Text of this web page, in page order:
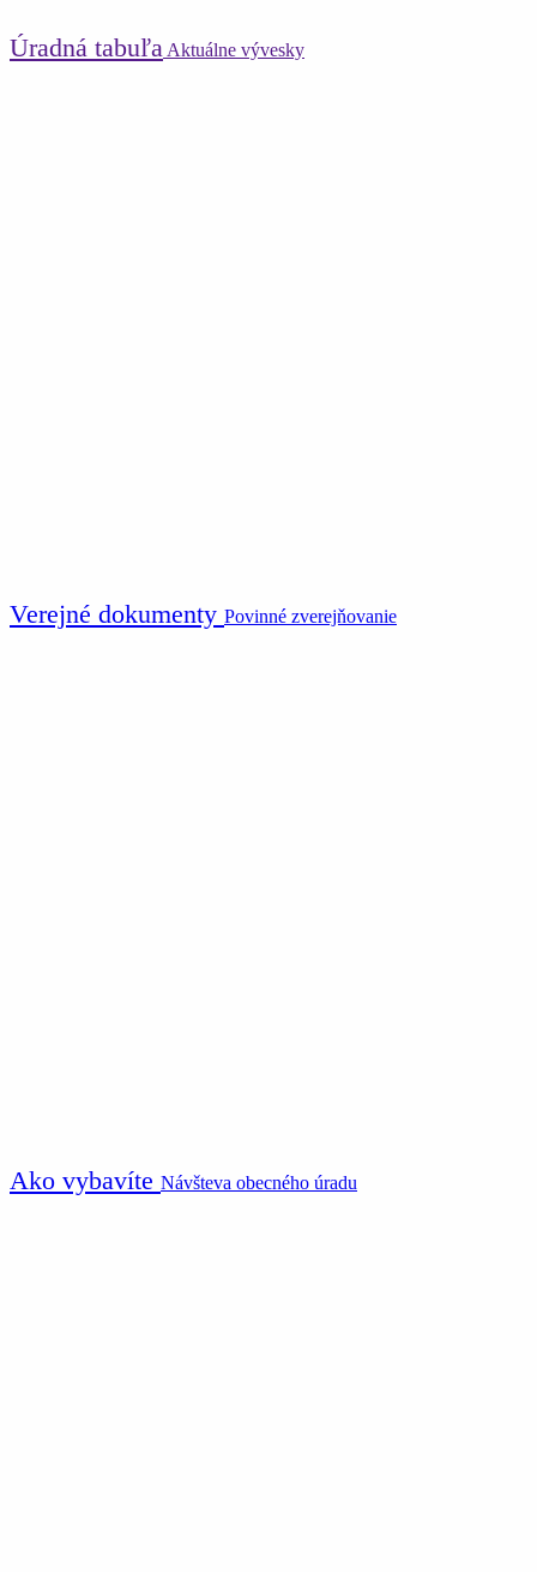
Úradná tabuľa Aktuálne vývesky
Verejné dokumenty Povinné zverejňovanie
Ako vybavíte Návšteva obecného úradu